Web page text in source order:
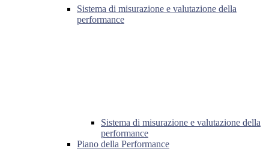
Sistema di misurazione e valutazione della
performance
Sistema di misurazione e valutazione della
performance
Piano della Performance